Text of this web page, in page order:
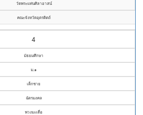
วัดพระแท่นศิลาอาสน์
คณะจังหวัดอุตรดิตถ์
4
มัธยมศึกษา
ม.๑
เด็กชาย
ฉัตรมงคล
พวงมะเดื่อ